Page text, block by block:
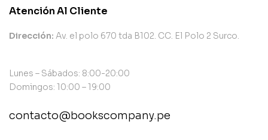
Atención Al Cliente
Dirección: Av. el polo 670 tda B102. CC. El Polo 2 Surco.
Lunes – Sábados: 8:00-20:00
Domingos: 10:00 – 19:00
contacto@bookscompany.pe